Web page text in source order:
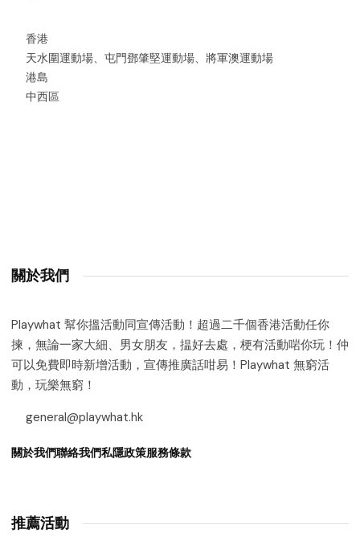
香港
天水圍運動場、屯門鄧肇堅運動場、將軍澳運動場
港島
中西區
關於我們
Playwhat 幫你搵活動同宣傳活動！超過二千個香港活動任你
揀，無論一家大細、男女朋友，揾好去處，梗有活動啱你玩！仲
可以免費即時新增活動，宣傳推廣話咁易！Playwhat 無窮活
動，玩樂無窮！
general@playwhat.hk
關於我們聯絡我們私隱政策服務條款
推薦活動